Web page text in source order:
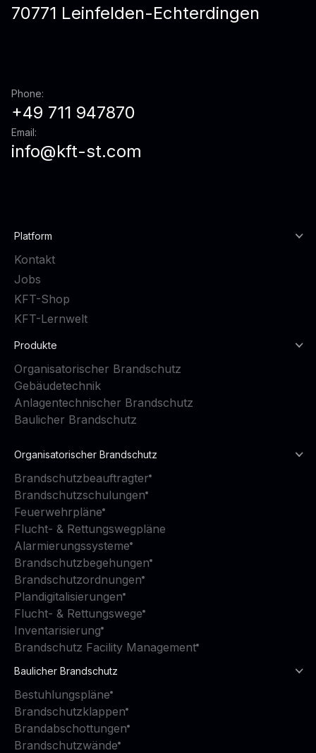
70771 Leinfelden-Echterdingen
Phone:
+49 711 947870
Email:
info@kft-st.com
Platform
Kontakt
Jobs
KFT-Shop
KFT-Lernwelt
Produkte
Organisatorischer Brandschutz
Gebäudetechnik
Anlagentechnischer Brandschutz
Baulicher Brandschutz
Organisatorischer Brandschutz
Brandschutzbeauftragter
Brandschutzschulungen
Feuerwehrpläne
Flucht- & Rettungswegpläne
Alarmierungssysteme
Brandschutzbegehungen
Brandschutzordnungen
Plandigitalisierungen
Flucht- & Rettungswege
Inventarisierung
Brandschutz Facility Management
Baulicher Brandschutz
Bestuhlungspläne
Brandschutzklappen
Brandabschottungen
Brandschutzwände